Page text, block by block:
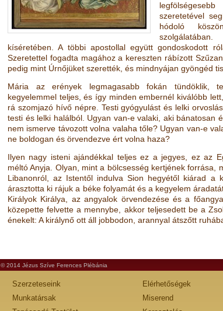
szeretetével
hódoló
kíséretében. A többi apostollal együtt gondoskodott
Szeretettel fogadta magához a kereszten rábízott
pedig mint Úrnőjüket szerették, és mindnyájan gyöngéd
Mária az erények legmagasabb fokán tündöklik,
kegyelemmel teljes, és így minden embernél kiválóbb
rá szomjazó hívő népre. Testi gyógyulást és lelki
testi és lelki halálból. Ugyan van-e valaki, aki bánatosan
nem ismerve távozott volna valaha tőle? Ugyan van-e
ne boldogan és örvendezve ért volna haza?
Ilyen nagy isteni ajándékkal teljes ez a jegyes, ez az
méltó Anyja. Olyan, mint a bölcsesség kertjének forrása,
Libanonról, az Istentől indulva Sion hegyétől kiárad a
árasztotta ki rájuk a béke folyamát és a kegyelem
Királyok Királya, az angyalok örvendezése és a
közepette felvette a mennybe, akkor teljesedett be a
énekelt: A királynő ott áll jobbodon, arannyal átszőtt
© 2014 Jézus Szíve Ferences Plébánia
Szerzeteseink
Munkatársak
Elérhetőségek
Miserend